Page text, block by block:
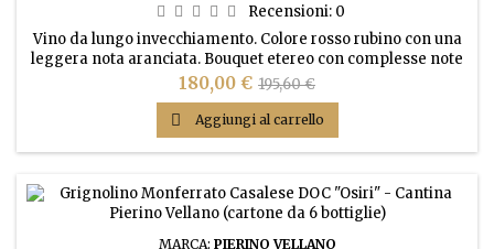
Recensioni: 0
Vino da lungo invecchiamento. Colore rosso rubino con una
leggera nota aranciata. Bouquet etereo con complesse note
speziate di prugna, cacao e liquirizia. Al palato è corposo,
austero, vellutato, armonico ed elegante con tannini fini.
Prezzo
180,00 € Prezzo
base
195,60 €
 Aggiungi al carrello
MARCA: PIERINO VELLANO